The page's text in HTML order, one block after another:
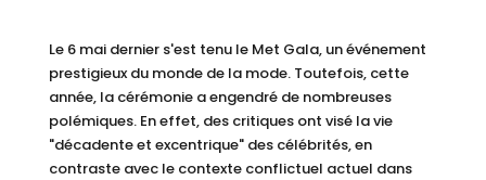
Le 6 mai dernier s'est tenu le Met Gala, un événement
prestigieux du monde de la mode. Toutefois, cette
année, la cérémonie a engendré de nombreuses
polémiques. En effet, des critiques ont visé la vie
"décadente et excentrique" des célébrités, en
contraste avec le contexte conflictuel actuel dans